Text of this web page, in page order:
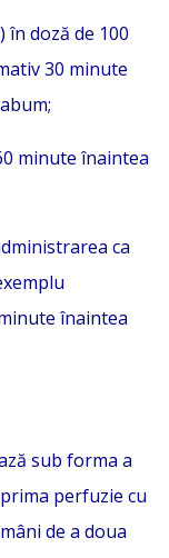
doză de 100
30 minute
minute înaintea
ca
înaintea
sub forma a
perfuzie cu
de a doua